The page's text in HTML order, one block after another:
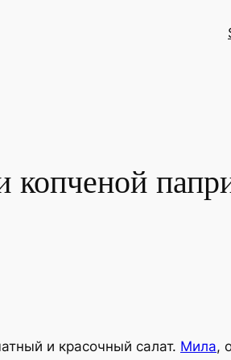
копченой
и красочный салат. Мила,